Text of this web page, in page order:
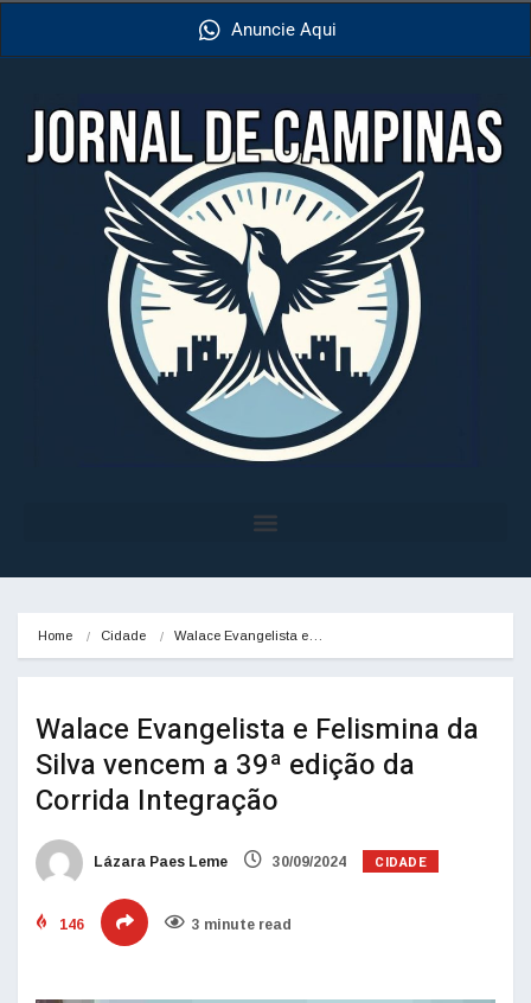
Anuncie Aqui
Home Cidade Walace Evangelista e…
Walace Evangelista e Felismina da
Silva vencem a 39ª edição da
Corrida Integração
Lázara Paes Leme 30/09/2024 CIDADE
146 3 minute read